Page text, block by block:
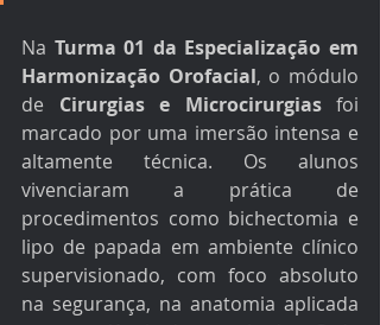
Na Turma 01 da Especialização em
Harmonização Orofacial, o módulo
de Cirurgias e Microcirurgias foi
marcado por uma imersão intensa e
altamente técnica. Os alunos
vivenciaram a prática de
procedimentos como bichectomia e
lipo de papada em ambiente clínico
supervisionado, com foco absoluto
na segurança, na anatomia aplicada